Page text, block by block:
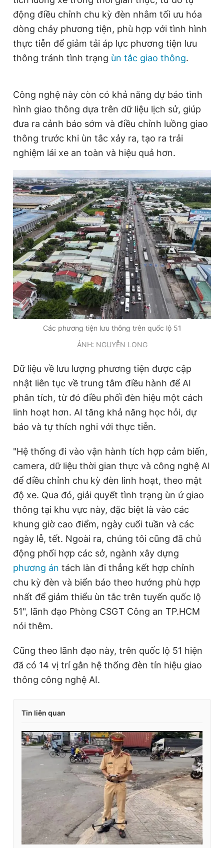
động điều chỉnh chu kỳ đèn nhằm tối ưu hóa
dòng chảy phương tiện, phù hợp với tình hình
thực tiễn để giảm tải áp lực phương tiện lưu
thông tránh tình trạng ùn tắc giao thông.
Công nghệ này còn có khả năng dự báo tình
hình giao thông dựa trên dữ liệu lịch sử, giúp
đưa ra cảnh báo sớm và điều chỉnh luồng giao
thông trước khi ùn tắc xảy ra, tạo ra trải
nghiệm lái xe an toàn và hiệu quả hơn.
Các phương tiện lưu thông trên quốc lộ 51
ẢNH: NGUYỄN LONG
Dữ liệu về lưu lượng phương tiện được cập
nhật liên tục về trung tâm điều hành để AI
phân tích, từ đó điều phối đèn hiệu một cách
linh hoạt hơn. AI tăng khả năng học hỏi, dự
báo và tự thích nghi với thực tiễn.
"Hệ thống đi vào vận hành tích hợp cảm biến,
camera, dữ liệu thời gian thực và công nghệ AI
để điều chỉnh chu kỳ đèn linh hoạt, theo mật
độ xe. Qua đó, giải quyết tình trạng ùn ứ giao
thông tại khu vực này, đặc biệt là vào các
khung giờ cao điểm, ngày cuối tuần và các
ngày lễ, tết. Ngoài ra, chúng tôi cũng đã chủ
động phối hợp các sở, ngành xây dựng
phương án tách làn đi thẳng kết hợp chỉnh
chu kỳ đèn và biển báo theo hướng phù hợp
nhất để giảm thiểu ùn tắc trên tuyến quốc lộ
51", lãnh đạo Phòng CSGT Công an TP.HCM
nói thêm.
Cũng theo lãnh đạo này, trên quốc lộ 51 hiện
đã có 14 vị trí gắn hệ thống đèn tín hiệu giao
thông công nghệ AI.
Tin liên quan